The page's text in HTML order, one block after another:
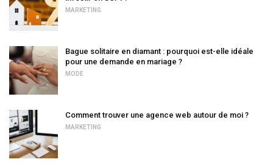
MARKETING
Bague solitaire en diamant : pourquoi est-elle idéale
pour une demande en mariage ?
MODE
Comment trouver une agence web autour de moi ?
MARKETING